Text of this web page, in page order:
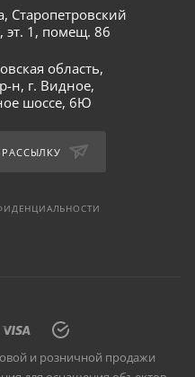
Старопетровский
эт. 1, помещ. 86
область,
н, г. Видное,
шоссе, 6Ю
и розничной продажи